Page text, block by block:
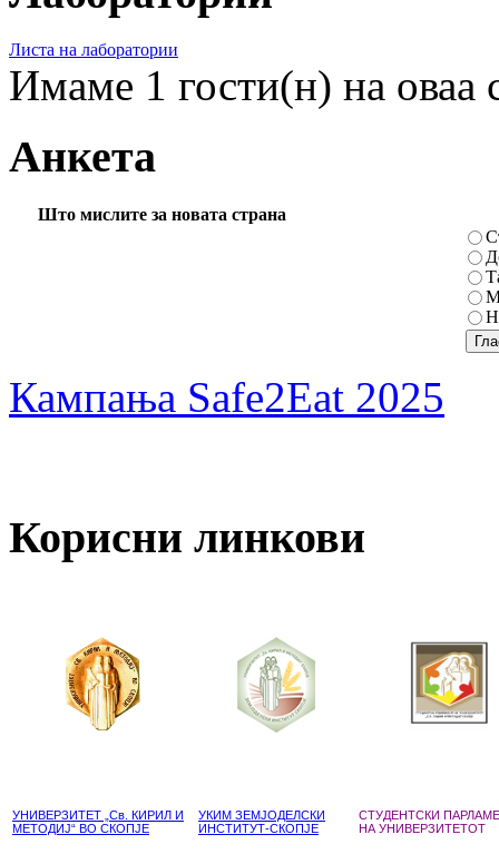
Листа на лаборатории
Имаме 1 гости(н) на оваа
Анкета
Што мислите за новата страна
Кампања Safe2Eat 2025
Корисни линкови
УНИВЕРЗИТЕТ „Св. КИРИЛ И
МЕТОДИЈ“ ВО СКОПЈЕ
УКИМ ЗЕМЈОДЕЛСКИ
ИНСТИТУТ-СКОПЈЕ
СТУДЕНТСКИ
НА УНИВЕРЗИТЕТОТ